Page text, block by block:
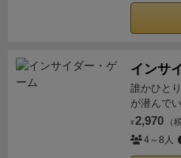
の町に行きたい人達
の一例。機体を改良
ようになりますが，
まうと空席による給
た，手札マネジメン
使う手札には3種類
客ダイスの色と都市
水上機を改良するこ
のメーターと７つの
ーターの目盛りを増
とで特殊能力が開放
す。これが非常に強
力プレイで目標金額
戦なんかも良いでし
40分前後です。最初
インサ
誰かひと
が潜んで
¥ 2,970 （
4～8人